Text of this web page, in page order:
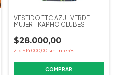
VESTIDO TTC AZUL VERDE
MUJER - KAPHO CLUBES
$28.000,00
2 x $14.000,00 sin interés
COMPRAR